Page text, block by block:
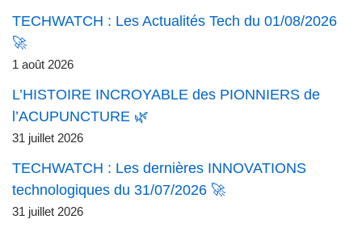
TECHWATCH : Les Actualités Tech du 01/08/2026
🚀
1 août 2026
L’HISTOIRE INCROYABLE des PIONNIERS de
l’ACUPUNCTURE 🌿
31 juillet 2026
TECHWATCH : Les dernières INNOVATIONS
technologiques du 31/07/2026 🚀
31 juillet 2026